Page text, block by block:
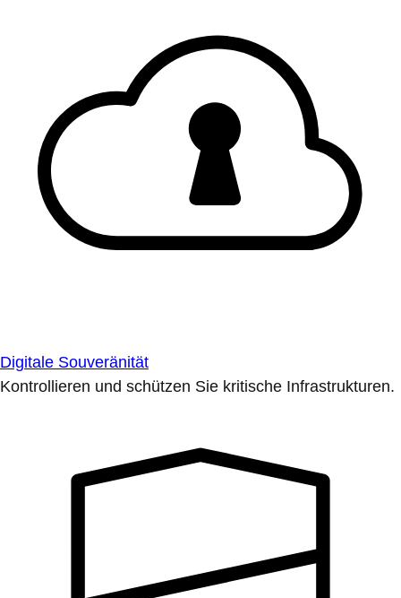
Digitale Souveränität
Kontrollieren und schützen Sie kritische Infrastrukturen.